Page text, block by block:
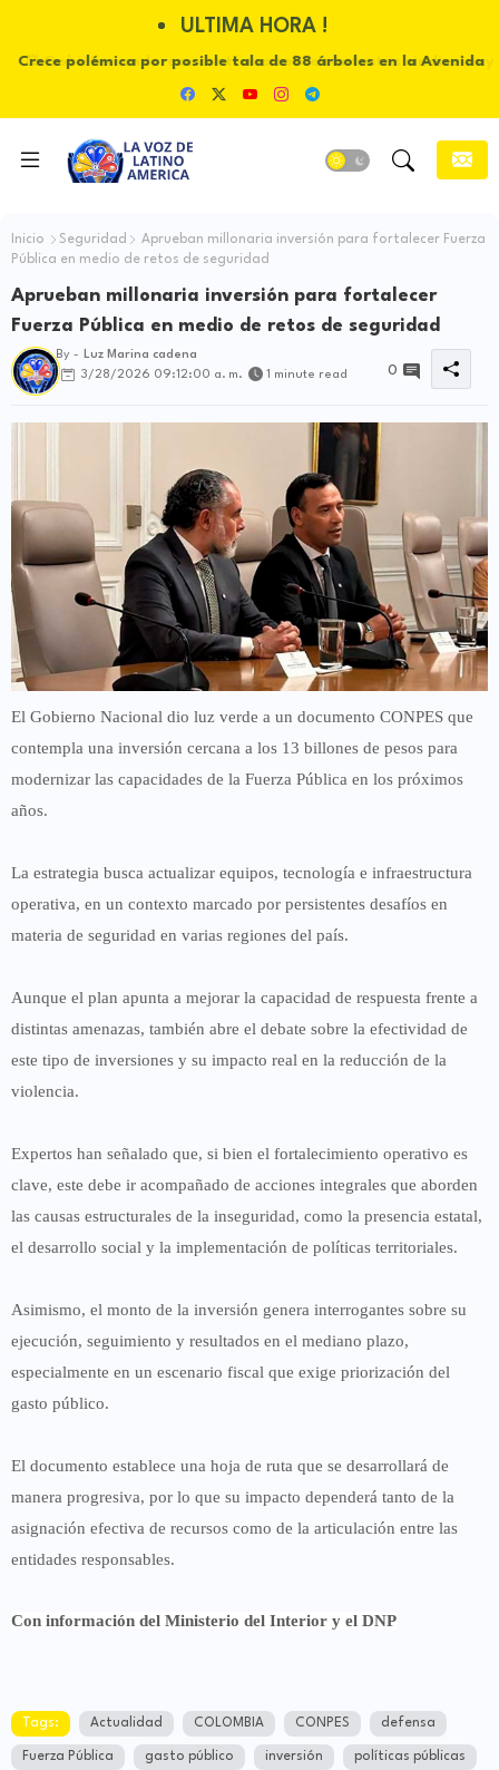
ULTIMA HORA !
Crece polémica por posible tala de 88 árboles en la Avenida
Catama de Villavicencio
Inicio Seguridad
Aprueban millonaria inversión para fortalecer Fuerza
Pública en medio de retos de seguridad
Aprueban millonaria inversión para fortalecer
Fuerza Pública en medio de retos de seguridad
By -
Luz Marina cadena
3/28/2026 09:12:00 a. m.
1 minute read 0
El Gobierno Nacional dio luz verde a un documento CONPES que
contempla una inversión cercana a los 13 billones de pesos para
modernizar las capacidades de la Fuerza Pública en los próximos
años.
La estrategia busca actualizar equipos, tecnología e infraestructura
operativa, en un contexto marcado por persistentes desafíos en
materia de seguridad en varias regiones del país.
Aunque el plan apunta a mejorar la capacidad de respuesta frente a
distintas amenazas, también abre el debate sobre la efectividad de
este tipo de inversiones y su impacto real en la reducción de la
violencia.
Expertos han señalado que, si bien el fortalecimiento operativo es
clave, este debe ir acompañado de acciones integrales que aborden
las causas estructurales de la inseguridad, como la presencia estatal,
el desarrollo social y la implementación de políticas territoriales.
Asimismo, el monto de la inversión genera interrogantes sobre su
ejecución, seguimiento y resultados en el mediano plazo,
especialmente en un escenario fiscal que exige priorización del
gasto público.
El documento establece una hoja de ruta que se desarrollará de
manera progresiva, por lo que su impacto dependerá tanto de la
asignación efectiva de recursos como de la articulación entre las
entidades responsables.
Con información del Ministerio del Interior y el DNP
Tags: Actualidad COLOMBIA CONPES defensa
Fuerza Pública gasto público inversión políticas públicas